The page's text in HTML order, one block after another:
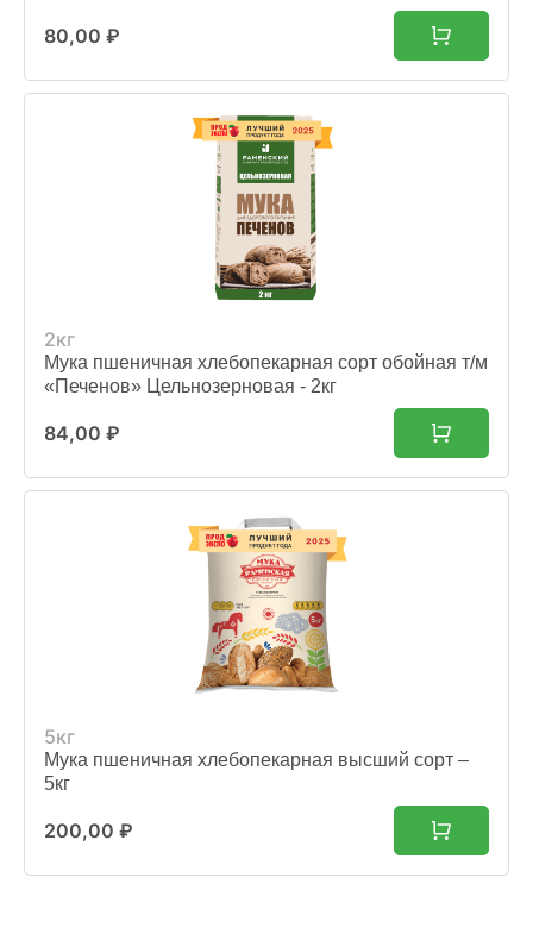
80,00 ₽
2кг
Мука пшеничная хлебопекарная сорт обойная т/м
«Печенов» Цельнозерновая - 2кг
84,00 ₽
5кг
Мука пшеничная хлебопекарная высший сорт –
5кг
200,00 ₽